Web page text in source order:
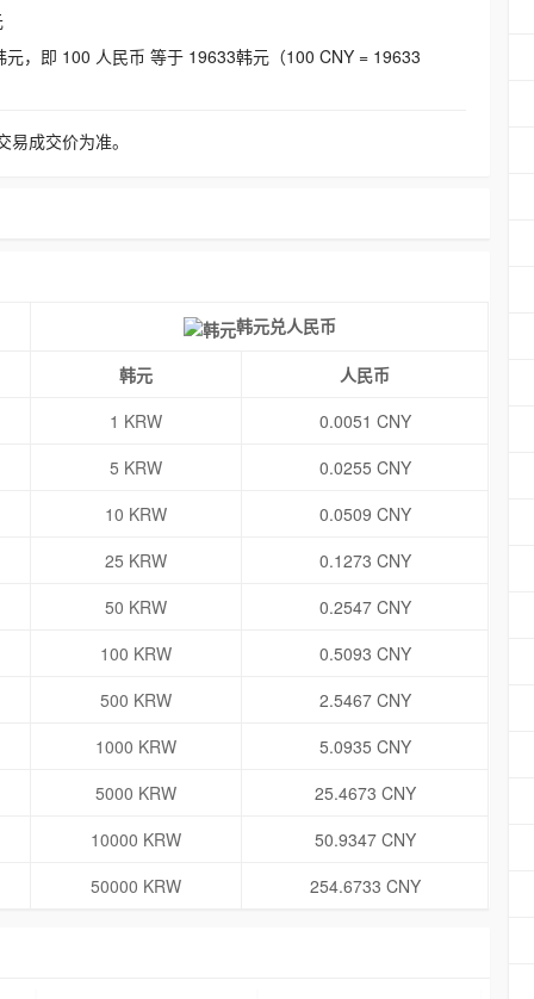
，即 100 人民币 等于 19633韩元（100 CNY = 19633
成交价为准。
韩元兑人民币
韩元
人民币
1 KRW
0.0051 CNY
5 KRW
0.0255 CNY
10 KRW
0.0509 CNY
25 KRW
0.1273 CNY
50 KRW
0.2547 CNY
100 KRW
0.5093 CNY
500 KRW
2.5467 CNY
1000 KRW
5.0935 CNY
5000 KRW
25.4673 CNY
10000 KRW
50.9347 CNY
50000 KRW
254.6733 CNY